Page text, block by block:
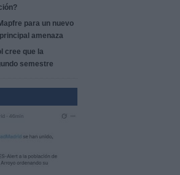
para un nuevo
amenaza
cree que la
semestre